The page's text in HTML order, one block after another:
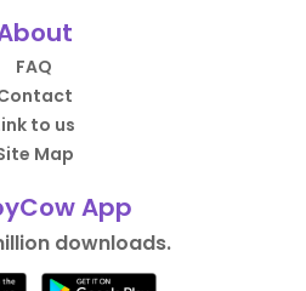
FAQ
to us
Map
App
downloads.